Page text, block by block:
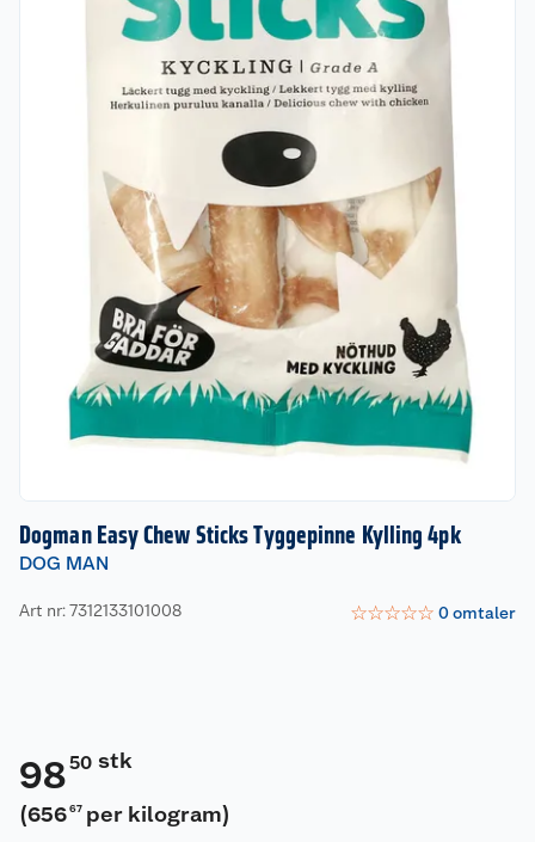
Dogman Easy Chew Sticks Tyggepinne Kylling 4pk
DOG MAN
Art nr: 7312133101008 ☆☆☆☆☆ 0omtaler
9850 stk
(656 67 per kilogram)